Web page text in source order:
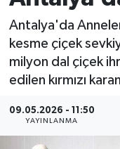
Antalya'da
kesme çiçek
milyon dal çiçek
edilen kırmızı
09.05.2026 - 11:50
YAYINLANMA
Turizm
E-Gazete
Son Dakika
Haber Arşivi